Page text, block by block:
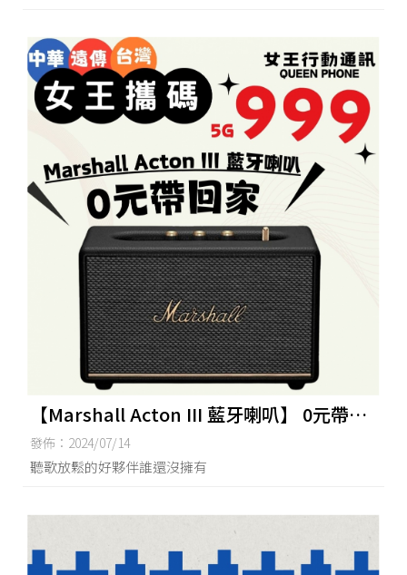
【Marshall Acton III 藍牙喇叭】 0元帶回
家❤
發佈：2024/07/14
聽歌放鬆的好夥伴誰還沒擁有